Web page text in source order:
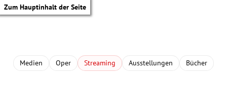
Zum Hauptinhalt der Seite
Medien Oper Streaming Ausstellungen Bücher